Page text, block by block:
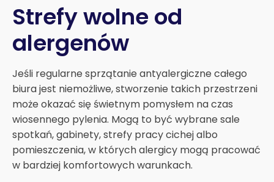
Strefy wolne od
alergenów
Jeśli regularne sprzątanie antyalergiczne całego
biura jest niemożliwe, stworzenie takich przestrzeni
może okazać się świetnym pomysłem na czas
wiosennego pylenia. Mogą to być wybrane sale
spotkań, gabinety, strefy pracy cichej albo
pomieszczenia, w których alergicy mogą pracować
w bardziej komfortowych warunkach.